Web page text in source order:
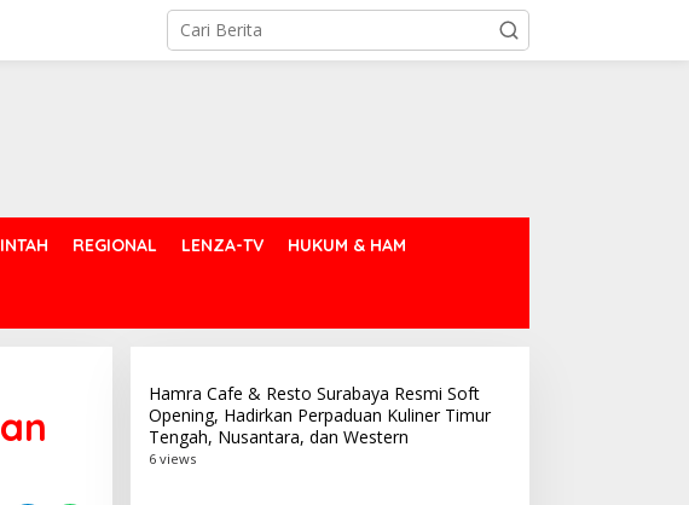
REGIONAL LENZA-TV HUKUM & HAM
Hamra Cafe & Resto Surabaya Resmi Soft
Opening, Hadirkan Perpaduan Kuliner Timur
Tengah, Nusantara, dan Western
6 views